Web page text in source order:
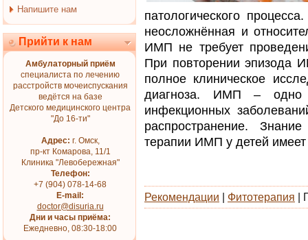
Напишите нам
Прийти к нам
Амбулаторный приём
специалиста по лечению
расстройств мочеиспускания
ведётся на базе
Детского медицинского центра
"До 16-ти"
Адрес: г. Омск,
пр-кт Комарова, 11/1
Клиника "Левобережная"
Телефон:
+7 (904) 078-14-68
E-mail:
doctor@disuria.ru
Дни и часы приёма:
Ежедневно, 08:30-18:00
патологического
неосложнённая и
ИМП не требует
При повторении эпизода
полное клиническое
диагноза. ИМП – одно
инфекционных
распространение.
терапии ИМП у детей имеет
Рекомендации Фитотерапия |